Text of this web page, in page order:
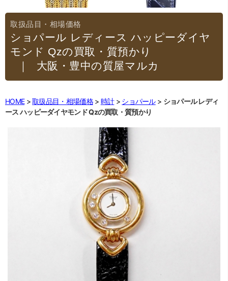
ショパール レディース ハッピーダイヤ
モンド Qzの買取・質預かり
｜大阪・豊中の質屋マルカ
HOME 取扱品目・相場価格 時計 ショパール
ショパール レディ
ース ハッピーダイヤモンド Qzの買取・質預かり